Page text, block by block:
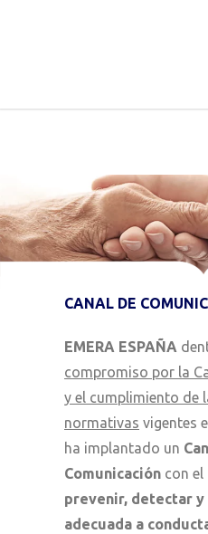
CANAL DE
EMERA ESPAÑA
compromiso por la
y el cumplimiento de
normativas vigentes
ha implantado un
Comunicación con
prevenir, detectar y
adecuada a